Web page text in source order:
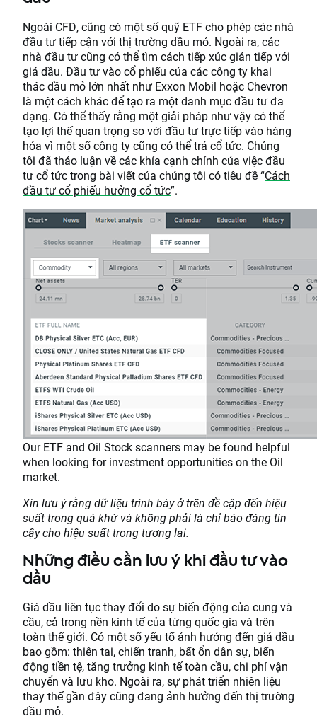
Ngoài CFD, cũng có một số quỹ ETF cho phép các nhà
đầu tư tiếp cận với thị trường dầu mỏ. Ngoài ra, các
nhà đầu tư cũng có thể tìm cách tiếp xúc gián tiếp với
giá dầu. Đầu tư vào cổ phiếu của các công ty khai
thác dầu mỏ lớn nhất như Exxon Mobil hoặc Chevron
là một cách khác để tạo ra một danh mục đầu tư đa
dạng. Có thể thấy rằng một giải pháp như vậy có thể
tạo lợi thế quan trọng so với đầu tư trực tiếp vào hàng
hóa vì một số công ty cũng có thể trả cổ tức. Chúng
tôi đã thảo luận về các khía cạnh chính của việc đầu
tư cổ tức trong bài viết của chúng tôi có tiêu đề “Cách
đầu tư cổ phiếu hưởng cổ tức”.
Our ETF and Oil Stock scanners may be found helpful
when looking for investment opportunities on the Oil
market.
Xin lưu ý rằng dữ liệu trình bày ở trên đề cập đến hiệu
suất trong quá khứ và không phải là chỉ báo đáng tin
cậy cho hiệu suất trong tương lai.
Những điều cần lưu ý khi đầu tư vào
dầu
Giá dầu liên tục thay đổi do sự biến động của cung và
cầu, cả trong nền kinh tế của từng quốc gia và trên
toàn thế giới. Có một số yếu tố ảnh hưởng đến giá dầu
bao gồm: thiên tai, chiến tranh, bất ổn dân sự, biến
động tiền tệ, tăng trưởng kinh tế toàn cầu, chi phí vận
chuyển và lưu kho. Ngoài ra, sự phát triển nhiên liệu
thay thế gần đây cũng đang ảnh hưởng đến thị trường
dầu mỏ.